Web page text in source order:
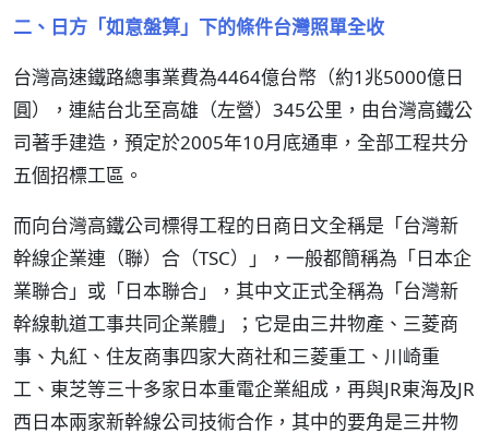
二、日方「如意盤算」下的條件台灣照單全收
台灣高速鐵路總事業費為4464億台幣（約1兆5000億日
圓），連結台北至高雄（左營）345公里，由台灣高鐵公
司著手建造，預定於2005年10月底通車，全部工程共分
五個招標工區。
而向台灣高鐵公司標得工程的日商日文全稱是「台灣新
幹線企業連（聯）合（TSC）」，一般都簡稱為「日本企
業聯合」或「日本聯合」，其中文正式全稱為「台灣新
幹線軌道工事共同企業體」；它是由三井物產、三菱商
事、丸紅、住友商事四家大商社和三菱重工、川崎重
工、東芝等三十多家日本重電企業組成，再與JR東海及JR
西日本兩家新幹線公司技術合作，其中的要角是三井物